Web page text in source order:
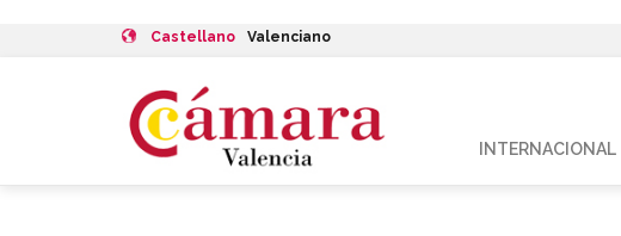
Castellano Valenciano
INTERNACIONAL